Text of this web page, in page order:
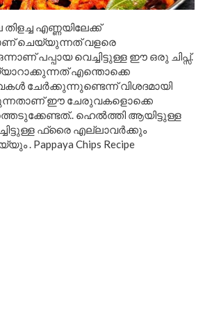
എണ്ണയിലേക്ക്
ചെയ്യുന്നത് വളരെ
പപ്പായ വെച്ചിട്ടുള്ള ഈ ഒരു ചിപ്സ്.
എന്തൊക്കെ
ചേർക്കുന്നുണ്ടെന്ന് വിശദമായി
ഈ ചേരുവകളൊക്കെ
ഹെൽത്തി ആയിട്ടുള്ള
ഫ്രൈ എല്ലാവർക്കും
. Pappaya Chips Recipe